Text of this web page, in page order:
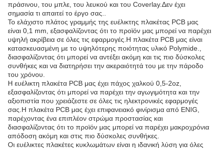
πράσινου, του μπλε, του λευκού και του Coverlay.Δεν έχει
σημασία τι απαιτεί το έργο σας..
Το ελάχιστο πλάτος γραμμής της ευέλικτης πλακέτας PCB μας
είναι 0,1 mm, εξασφαλίζοντας ότι το προϊόν μας μπορεί να παρέχει
υψηλή ακρίβεια σε όλες τις εφαρμογές.Η πλακέτα PCB μας είναι
κατασκευασμένη με το υψηλότερης ποιότητας υλικό Polymide.,
διασφαλίζοντας ότι μπορεί να αντέξει ακόμη και τις πιο δύσκολες
συνθήκες και να διατηρήσει την ακεραιότητά του με την πάροδο
του χρόνου.
Η ευέλικτη πλακέτα PCB μας έχει πάχος χαλκού 0,5-2oz,
εξασφαλίζοντας ότι μπορεί να παρέχει την αγωγιμότητα και την
αξιοπιστία που χρειάζεστε σε όλες τις ηλεκτρονικές εφαρμογές
σας.Η πλακέτα PCB μας έχει επιφανειακό φινίρισμα από ENIG,
παρέχοντας ένα επιπλέον στρώμα προστασίας και
διασφαλίζοντας ότι το προϊόν μας μπορεί να παρέχει μακροχρόνια
απόδοση ακόμη και στις πιο δύσκολες συνθήκες.
Οι ευέλικτες πλακέτες κυκλωμάτων είναι η ιδανική λύση για όλες